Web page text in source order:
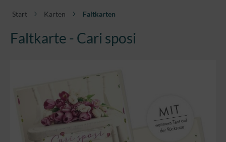
Start Karten Faltkarten
Faltkarte - Cari sposi